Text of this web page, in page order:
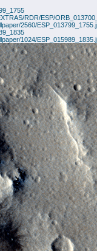
RDR/ESP/
2560/
1024/